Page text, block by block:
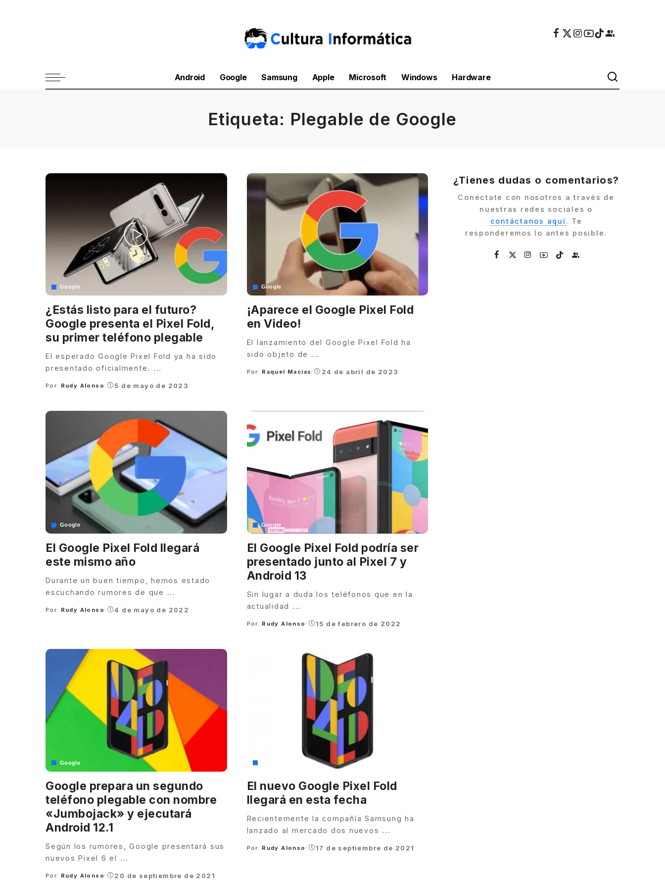
Android Google Samsung Apple Microsoft Windows Hardware
Etiqueta: Plegable de Google
Google
¿Estás listo para el futuro?
Google presenta el Pixel Fold,
su primer teléfono plegable
El esperado Google Pixel Fold ya ha sido
presentado oficialmente. ...
Posted
Por: Rudy Alonso 5 de mayo de 2023
Google
¡Aparece el Google Pixel Fold
en Video!
El lanzamiento del Google Pixel Fold ha
sido objeto de ...
Posted
Por: Raquel Macias 24 de abril de 2023
Google
El Google Pixel Fold llegará
este mismo año
Durante un buen tiempo, hemos estado
escuchando rumores de que ...
Posted
Por: Rudy Alonso 4 de mayo de 2022
Google
El Google Pixel Fold podría ser
presentado junto al Pixel 7 y
Android 13
Sin lugar a duda los teléfonos que en la
actualidad ...
Posted
Por: Rudy Alonso 15 de febrero de 2022
Google
Google prepara un segundo
teléfono plegable con nombre
«Jumbojack» y ejecutará
Android 12.1
Según los rumores, Google presentará sus
nuevos Pixel 6 el ...
Posted
Por: Rudy Alonso 20 de septiembre de 2021
El nuevo Google Pixel Fold
llegará en esta fecha
Recientemente la compañía Samsung ha
lanzado al mercado dos nuevos ...
Posted
Por: Rudy Alonso 17 de septiembre de 2021
¿Tienes dudas o comentarios?
Conéctate con nosotros a través de
nuestras redes sociales o
contáctanos aquí. Te
responderemos lo antes posible.